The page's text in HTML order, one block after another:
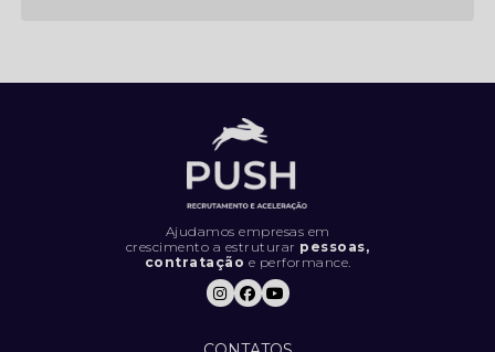
O DESEMPENHO DA SUA EQUIPE DE
CONTRATANDO DA FORMA ERRADA (E
COMO RESOLVER).
Ajudamos empresas em
crescimento a estruturar pessoas,
contratação e performance.